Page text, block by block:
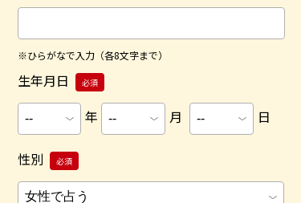
※ひらがなで入力（各8文字まで）
生年月日 必須
年 月 日
性別 必須